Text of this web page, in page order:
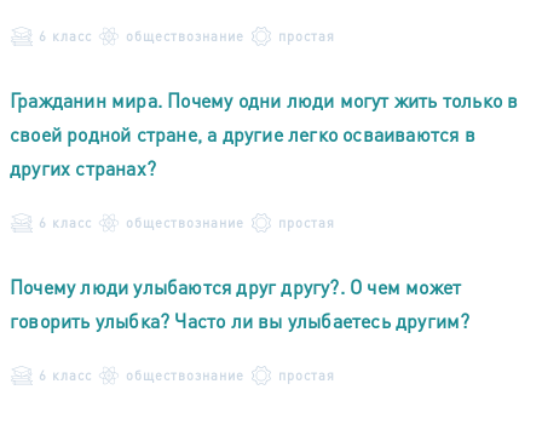
6 класс обществознание простая
Гражданин мира. Почему одни люди могут жить только в
своей родной стране, а другие легко осваиваются в
других странах?
6 класс обществознание простая
Почему люди улыбаются друг другу?. О чем может
говорить улыбка? Часто ли вы улыбаетесь другим?
6 класс обществознание простая